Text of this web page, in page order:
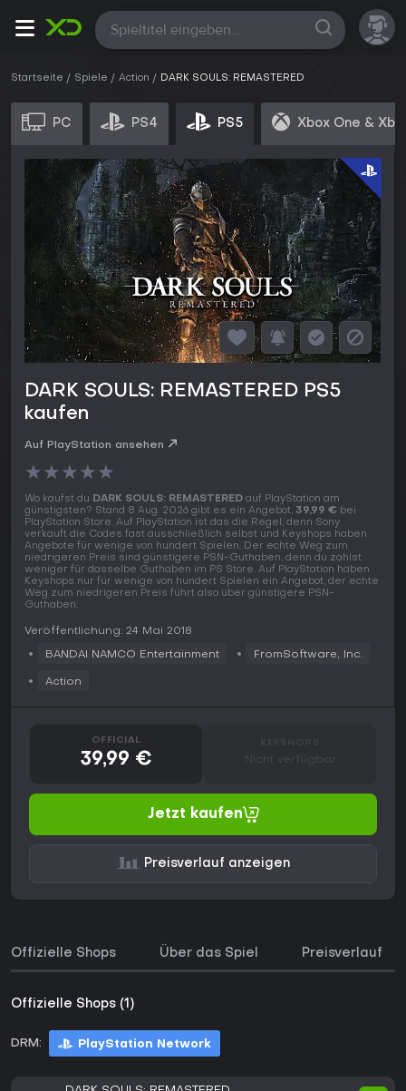
Alle
Startseite Spiele Action DARK SOULS: REMASTERED
PC PS4 PS5 Xbox One &
DARK SOULS: REMASTERED PS5
kaufen
Auf PlayStation ansehen
★★★★★
Wo kaufst du DARK SOULS: REMASTERED auf PlayStation am
günstigsten? Stand 8 Aug. 2026 gibt es ein Angebot, 39,99 € bei
PlayStation Store. Auf PlayStation ist das die Regel, denn Sony
verkauft die Codes fast ausschließlich selbst und Keyshops haben
Angebote für wenige von hundert Spielen. Der echte Weg zum
niedrigeren Preis sind günstigere PSN-Guthaben, denn du zahlst
weniger für dasselbe Guthaben im PS Store. Auf PlayStation haben
Keyshops nur für wenige von hundert Spielen ein Angebot, der echte
Weg zum niedrigeren Preis führt also über günstigere PSN-
Guthaben.
Veröffentlichung: 24 Mai 2018
BANDAI NAMCO Entertainment FromSoftware, Inc.
Action
OFFICIAL
39,99 € Nicht verfügbar
Jetzt kaufen
Preisverlauf anzeigen
Offizielle Shops Über das Spiel Preisverlauf
Offizielle Shops (1)
DRM: PlayStation Network